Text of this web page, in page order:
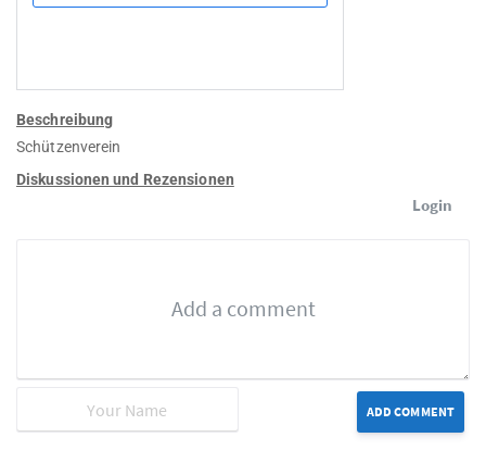
Beschreibung
Schützenverein
Diskussionen und Rezensionen
Login
ADD COMMENT